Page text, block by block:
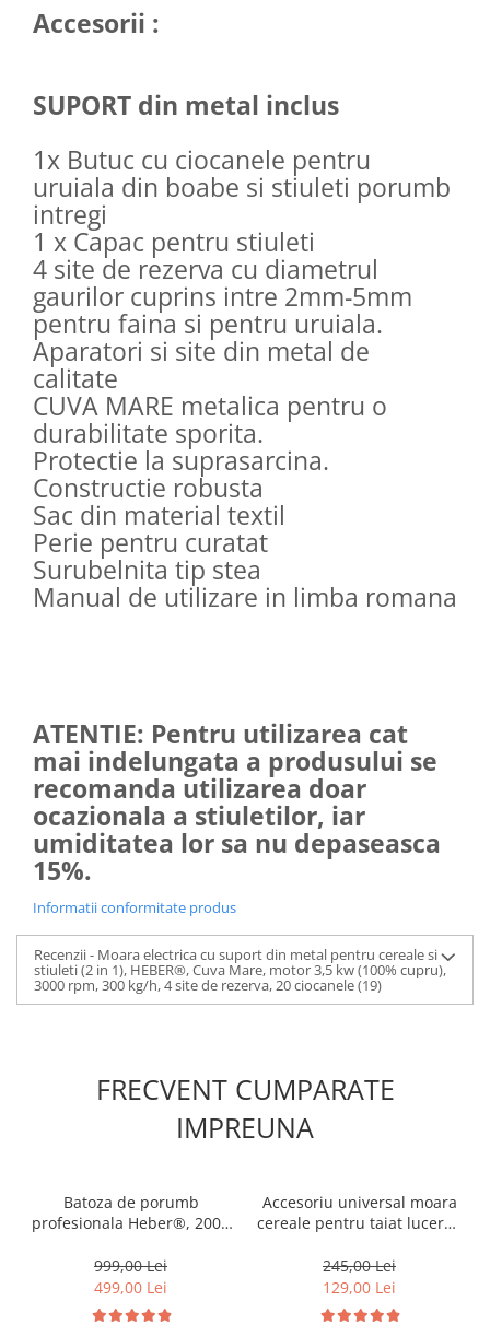
Accesorii :
SUPORT din metal inclus
1x Butuc cu ciocanele pentru
uruiala din boabe si stiuleti porumb
intregi
1 x Capac pentru stiuleti
4 site de rezerva cu diametrul
gaurilor cuprins intre 2mm-5mm
pentru faina si pentru uruiala.
Aparatori si site din metal de
calitate
CUVA MARE metalica pentru o
durabilitate sporita.
Protectie la suprasarcina.
Constructie robusta
Sac din material textil
Perie pentru curatat
Surubelnita tip stea
Manual de utilizare in limba romana
ATENTIE: Pentru utilizarea cat
mai indelungata a produsului se
recomanda utilizarea doar
ocazionala a stiuletilor, iar
umiditatea lor sa nu depaseasca
15%.
Informatii conformitate produs
Recenzii - Moara electrica cu suport din metal pentru cereale si
stiuleti (2 in 1), HEBER®, Cuva Mare, motor 3,5 kw (100% cupru),
3000 rpm, 300 kg/h, 4 site de rezerva, 20 ciocanele(19)
FRECVENT CUMPARATE
IMPREUNA
Batoza de porumb
profesionala Heber®, 2000
100%cupru
999,00 Lei
499,00 Lei
Accesoriu universal moara
cereale pentru taiat lucerna
245,00 Lei
129,00 Lei